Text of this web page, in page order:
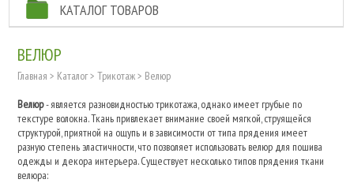
КАТАЛОГ ТОВАРОВ
ВЕЛЮР
Главная > Каталог> Трикотаж> Велюр
Велюр- является разновидностью трикотажа, однако имеет грубые по
текстуре волокна. Ткань привлекает внимание своей мягкой, струящейся
структурой, приятной на ощупь и в зависимости от типа прядения имеет
разную степень эластичности, что позволяет использовать велюр для пошива
одежды и декора интерьера. Существует несколько типов прядения ткани
велюра: